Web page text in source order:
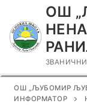
садржаја
ОШ
ОШ „ЉУБОМИР
ИНФОРМАТОР